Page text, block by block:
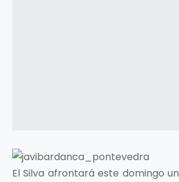
El Silva afrontará este domingo